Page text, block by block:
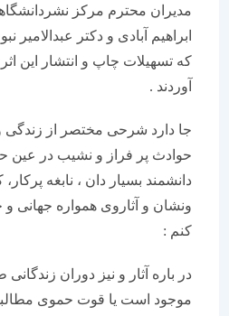
مدیران محترم مرکز نشردانشگاهی
ابراهیم آبادی و دکتر عبدالامیر نبوی
که تسهیلات چاپ و انتشار این اثر
آوردند .
جا دارد شرحی مختصر از زندگی و آثار
حوادث پر فراز و نشیب در عین حال
دانشمند بسیار دان ، نابغه پرکار، که
ونشان و آثاروی همواره جهانی و
در باره آثار و نیز دوران زندگانی
موجود است یا قوت حموی مطالبی از